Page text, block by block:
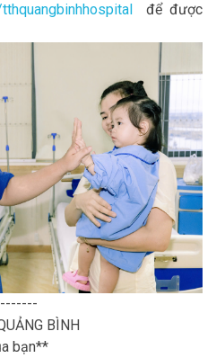
để được
BÌNH
bạn**